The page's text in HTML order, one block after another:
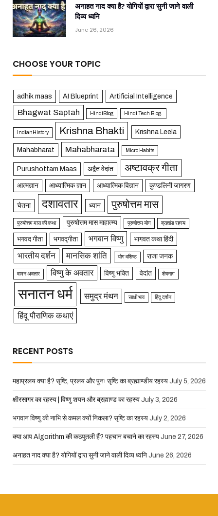
अनाहत नाद क्या है? योगियों द्वारा सुनी जाने वाली
दिव्य ध्वनि
June 26, 2026
CHOOSE YOUR TOPIC
adhik maas AI Blueprint Artificial Intelligence
Bhagwat Saptah HindiBlog Hindi Tech Blog.
IndianHistory Krishna Bhakti Krishna Leela
Mahabharat Mahabharata Micro Habits
Purushottam Maas अद्वैत वेदांत अष्टावक्र गीता
आत्मज्ञान आध्यात्मिक ज्ञान आध्यात्मिक विज्ञान कुण्डलिनी जागरण
चेतना दशावतार ध्यान पुरुषोत्तम मास
पुरुषोत्तम मास की कथा पुरुषोत्तम मास माहात्म्य पुरुषोत्तम योग ब्रह्मांड रहस्य
भगवद गीता भगवद्गीता भगवान विष्णु भागवत कथा हिंदी
भारतीय दर्शन मानसिक शांति योग वशिष्ठ राजा जनक
वामन अवतार विष्णु के अवतार विष्णु भक्ति वेदांत शेषनाग
सनातन धर्म समुद्र मंथन साक्षी भाव हिंदू दर्शन
हिंदू पौराणिक कथाएं
RECENT POSTS
महाप्रलय क्या है? सृष्टि, प्रलय और पुनः सृष्टि का ब्रह्माण्डीय रहस्य July 5, 2026
क्षीरसागर का रहस्य | विष्णु शयन और ब्रह्माण्ड का रहस्य July 3, 2026
भगवान विष्णु की नाभि से कमल क्यों निकला? सृष्टि का रहस्य July 2, 2026
क्या आप Algorithm की कठपुतली हैं? पहचान बचाने का रहस्य June 27, 2026
अनाहत नाद क्या है? योगियों द्वारा सुनी जाने वाली दिव्य ध्वनि June 26, 2026